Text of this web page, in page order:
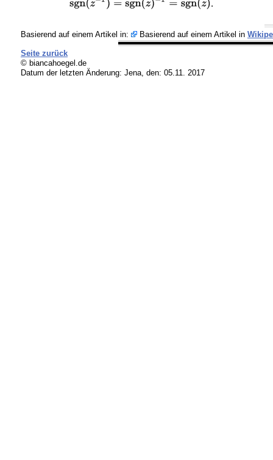
.
Basierend auf einem Artikel in: Basierend auf einem Artikel in
Seite zurück
© biancahoegel.de
Datum der letzten Änderung: Jena, den: 05.11. 2017